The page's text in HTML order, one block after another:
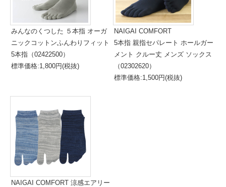
みんなのくつした ５本指 オーガ
ニックコットンふんわりフィット
5本指（02422500）
標準価格:1,800円(税抜)
NAIGAI COMFORT
5本指 親指セパレート ホールガー
メント クルー丈 メンズ ソックス
（02302620）
標準価格:1,500円(税抜)
NAIGAI COMFORT 涼感エアリー